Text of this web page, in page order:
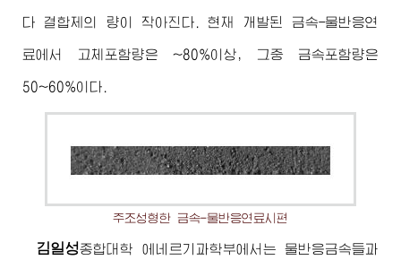
다 결합제의 량이 작아진다. 현재 개발된 금속-물반응연
료에서 고체포함량은 ~80%이상, 그중 금속포함량은
50~60%이다.
주조성형한 금속-물반응연료시편
김일성종합대학 에네르기과학부에서는 물반응금속들과